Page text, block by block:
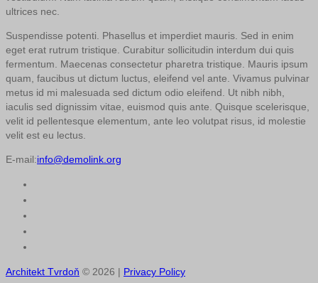
ultrices nec.
Suspendisse potenti. Phasellus et imperdiet mauris. Sed in enim
eget erat rutrum tristique. Curabitur sollicitudin interdum dui quis
fermentum. Maecenas consectetur pharetra tristique. Mauris ipsum
quam, faucibus ut dictum luctus, eleifend vel ante. Vivamus pulvinar
metus id mi malesuada sed dictum odio eleifend. Ut nibh nibh,
iaculis sed dignissim vitae, euismod quis ante. Quisque scelerisque,
velit id pellentesque elementum, ante leo volutpat risus, id molestie
velit est eu lectus.
E-mail:info@demolink.org
Architekt Tvrdoň © 2026 | Privacy Policy